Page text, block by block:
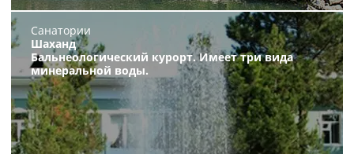
Санатории
Шаханд
Бальнеологический курорт. Имеет три вида
минеральной воды.